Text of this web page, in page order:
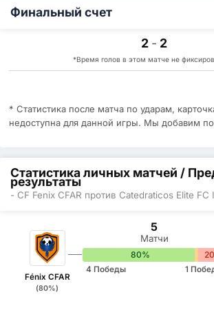
Финальный счет
2 - 2
*Время голов в этом матче не
* Статистика после матча по ударам,
недоступна для данной игры. Мы добавим
Статистика личных матчей /
результаты
- CF Fenix CFAR против Catedraticos Elite FC
Fénix CFAR
(80%)
5
Матчи
80% 0%
4 Победы 1